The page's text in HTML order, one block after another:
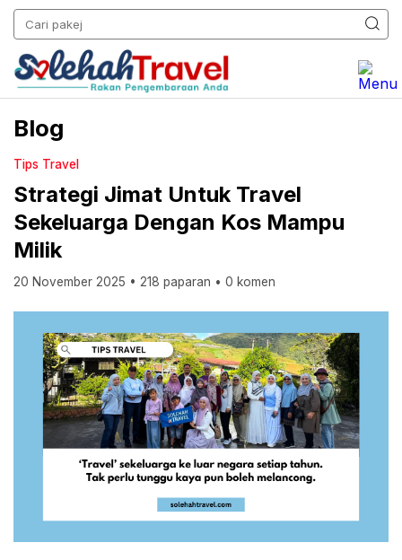
Blog
Tips Travel
Strategi Jimat Untuk Travel
Sekeluarga Dengan Kos Mampu
Milik
20 November 2025 • 218 paparan • 0 komen